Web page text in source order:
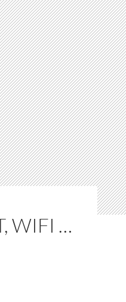
WIFI …